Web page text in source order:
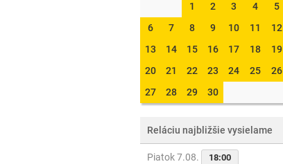
1
2 3 4
5
6
7 8 9 10 11
12
13
14 15 16 17 18
19
20
21 22 23 24 25
26
27
28 29 30
Reláciu najbližšie vysielame
Piatok 7.08. 18:00